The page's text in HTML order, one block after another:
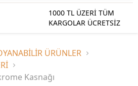
1000 TL ÜZERİ TÜM
KARGOLAR ÜCRETSİZ
ÜRÜNLER
Kasnağı